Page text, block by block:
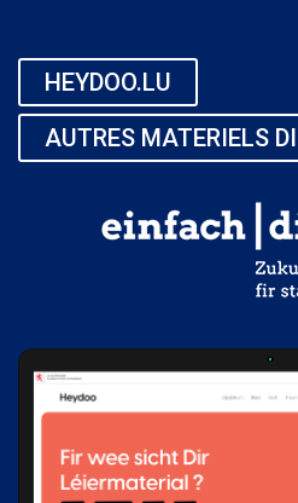
HEYDOO.LU
AUTRES MATERIELS